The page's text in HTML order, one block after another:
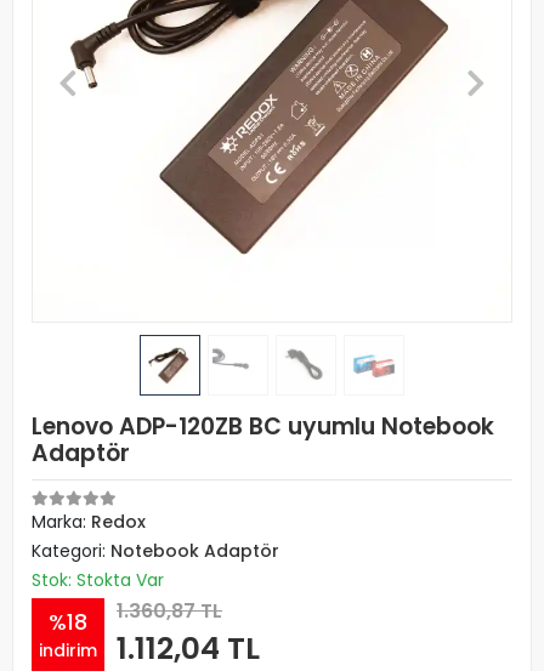
Lenovo ADP-120ZB BC uyumlu Notebook
Adaptör
Marka: Redox
Kategori: Notebook Adaptör
Stok: Stokta Var
%18
indirim
1.360,87 TL
1.112,04 TL